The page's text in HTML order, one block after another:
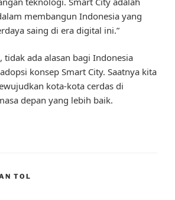
membangun Indonesia yang
saing di era digital ini.”
tidak ada alasan bagi Indonesia
konsep Smart City. Saatnya kita
kota-kota cerdas di
depan yang lebih baik.
TOL